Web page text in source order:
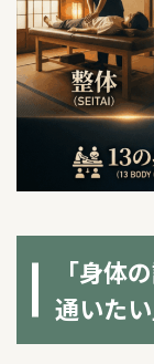
「身体
通いたい